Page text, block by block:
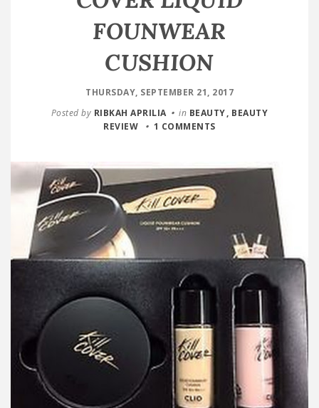
FOUNWEAR
CUSHION
THURSDAY, SEPTEMBER 21, 2017
Posted by RIBKAH APRILIA in BEAUTY BEAUTY
REVIEW
1 COMMENTS